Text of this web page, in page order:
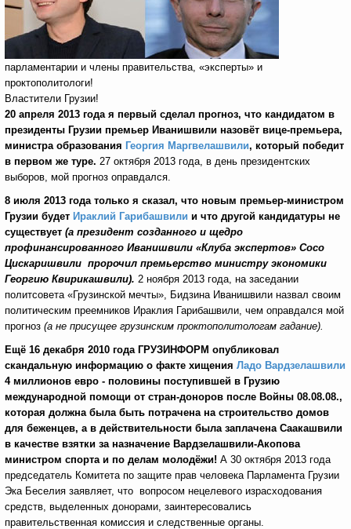
парламентарии и члены правительства, «эксперты» и
проктополитологи!
Властители Грузии!
20 апреля 2013 года я первый сделал прогноз, что кандидатом в
президенты Грузии премьер Иванишвили назовёт вице-премьера,
министра образования Георгия Маргвелашвили, который победит
в первом же туре. 27 октября 2013 года, в день президентских
выборов, мой прогноз оправдался.
8 июля 2013 года только я сказал, что новым премьер-министром
Грузии будет Ираклий Гарибашвили и что другой кандидатуры не
существует (а президент созданного и щедро
профинансированного Иванишвили «Клуба экспертов» Сосо
Цискаришвили пророчил премьерство министру экономики
Георгию Квирикашвили). 2 ноября 2013 года, на заседании
политсовета «Грузинской мечты», Бидзина Иванишвили назвал своим
политическим преемников Ираклия Гарибашвили, чем оправдался мой
прогноз (а не присущее грузинским проктополитологам гадание).
Ещё 16 декабря 2010 года ГРУЗИНФОРМ опубликовал
скандальную информацию о факте хищения Ладо Вардзелашвили
4 миллионов евро - половины поступившей в Грузию
международной помощи от стран-доноров после Войны 08.08.08.,
которая должна была быть потрачена на строительство домов
для беженцев, а в действительности была заплачена Саакашвили
в качестве взятки за назначение Вардзелашвили-Акопова
министром спорта и по делам молодёжи! А 30 октября 2013 года
председатель Комитета по защите прав человека Парламента Грузии
Эка Беселия заявляет, что вопросом нецелевого израсходования
средств, выделенных донорами, заинтересовались
правительственная комиссия и следственные органы.